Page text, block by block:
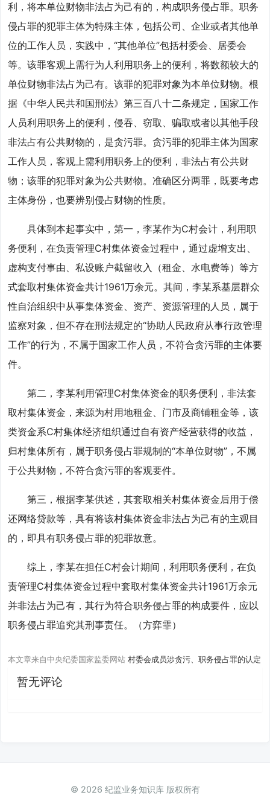
利，将本单位财物非法占为己有的，构成职务侵占罪。职务
侵占罪的犯罪主体为特殊主体，包括公司、企业或者其他单
位的工作人员，实践中，“其他单位”包括村委会、居委会
等。该罪客观上需行为人利用职务上的便利，将数额较大的
单位财物非法占为己有。该罪的犯罪对象为本单位财物。根
据《中华人民共和国刑法》第三百八十二条规定，国家工作
人员利用职务上的便利，侵吞、窃取、骗取或者以其他手段
非法占有公共财物的，是贪污罪。贪污罪的犯罪主体为国家
工作人员，客观上需利用职务上的便利，非法占有公共财
物；该罪的犯罪对象为公共财物。准确区分两罪，既要考虑
主体身份，也要辨别侵占财物的性质。
具体到本起事实中，第一，李某作为C村会计，利用职
务便利，在负责管理C村集体资金过程中，通过虚增支出、
虚构支付事由、私设账户截留收入（租金、水电费等）等方
式套取村集体资金共计1961万余元。其间，李某系基层群众
性自治组织中从事集体资金、资产、资源管理的人员，属于
监察对象，但不存在刑法规定的“协助人民政府从事行政管理
工作”的行为，不属于国家工作人员，不符合贪污罪的主体要
件。
第二，李某利用管理C村集体资金的职务便利，非法套
取村集体资金，来源为村用地租金、门市及商铺租金等，该
类资金系C村集体经济组织通过自有资产经营获得的收益，
归村集体所有，属于职务侵占罪规制的“本单位财物”，不属
于公共财物，不符合贪污罪的客观要件。
第三，根据李某供述，其套取相关村集体资金后用于偿
还网络贷款等，具有将该村集体资金非法占为己有的主观目
的，即具有职务侵占罪的犯罪故意。
综上，李某在担任C村会计期间，利用职务便利，在负
责管理C村集体资金过程中套取村集体资金共计1961万余元
并非法占为己有，其行为符合职务侵占罪的构成要件，应以
职务侵占罪追究其刑事责任。（方弈霏）
本文章来自中央纪委国家监委网站 村委会成员涉贪污、职务侵占罪的认定
暂无评论
© 2026 纪监业务知识库 版权所有